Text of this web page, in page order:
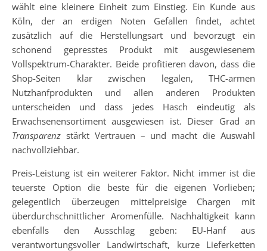
wählt eine kleinere Einheit zum Einstieg. Ein Kunde aus
Köln, der an erdigen Noten Gefallen findet, achtet
zusätzlich auf die Herstellungsart und bevorzugt ein
schonend gepresstes Produkt mit ausgewiesenem
Vollspektrum-Charakter. Beide profitieren davon, dass die
Shop-Seiten klar zwischen legalen, THC-armen
Nutzhanfprodukten und allen anderen Produkten
unterscheiden und dass jedes Hasch eindeutig als
Erwachsenensortiment ausgewiesen ist. Dieser Grad an
Transparenz stärkt Vertrauen – und macht die Auswahl
nachvollziehbar.
Preis-Leistung ist ein weiterer Faktor. Nicht immer ist die
teuerste Option die beste für die eigenen Vorlieben;
gelegentlich überzeugen mittelpreisige Chargen mit
überdurchschnittlicher Aromenfülle. Nachhaltigkeit kann
ebenfalls den Ausschlag geben: EU-Hanf aus
verantwortungsvoller Landwirtschaft, kurze Lieferketten